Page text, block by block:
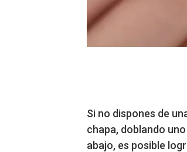
Si no dispones de
chapa, doblando
abajo, es posible